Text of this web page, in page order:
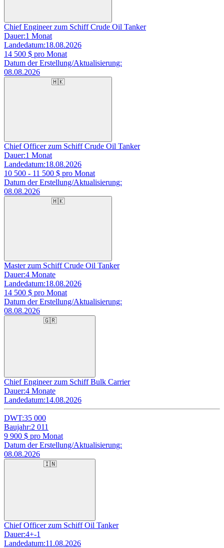
Chief Engineer zum Schiff Crude Oil Tanker
Dauer:1 Monat
Landedatum:18.08.2026
14 500 $ pro Monat
Datum der Erstellung/Aktualisierung:
08.08.2026
🇭🇰
Chief Officer zum Schiff Crude Oil Tanker
Dauer:1 Monat
Landedatum:18.08.2026
10 500 - 11 500 $ pro Monat
Datum der Erstellung/Aktualisierung:
08.08.2026
🇭🇰
Master zum Schiff Crude Oil Tanker
Dauer:4 Monate
Landedatum:18.08.2026
14 500 $ pro Monat
Datum der Erstellung/Aktualisierung:
08.08.2026
🇬🇷
Chief Engineer zum Schiff Bulk Carrier
Dauer:4 Monate
Landedatum:14.08.2026
DWT:35 000
Baujahr:2 011
9 900 $ pro Monat
Datum der Erstellung/Aktualisierung:
08.08.2026
🇮🇳
Chief Officer zum Schiff Oil Tanker
Dauer:4+-1
Landedatum:11.08.2026